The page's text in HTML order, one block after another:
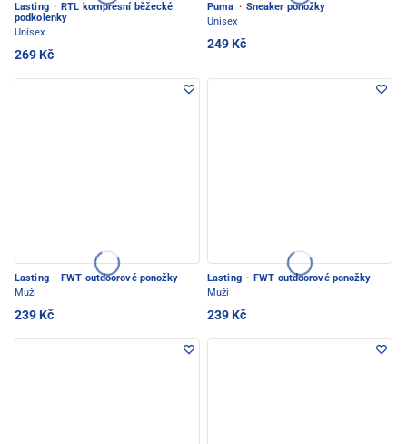
Lasting · RTL kompresní běžecké
podkolenky
Unisex
269 Kč
Puma · Sneaker ponožky
Unisex
249 Kč
Lasting · FWT outdoorové ponožky
Muži
239 Kč
Lasting · FWT outdoorové ponožky
Muži
239 Kč